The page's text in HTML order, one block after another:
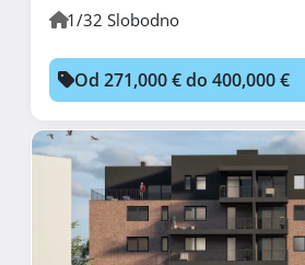
1/32 Slobodno
Od 271,000 € do 400,000 €